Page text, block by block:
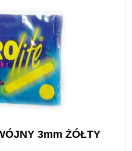
3mm ŻÓŁTY